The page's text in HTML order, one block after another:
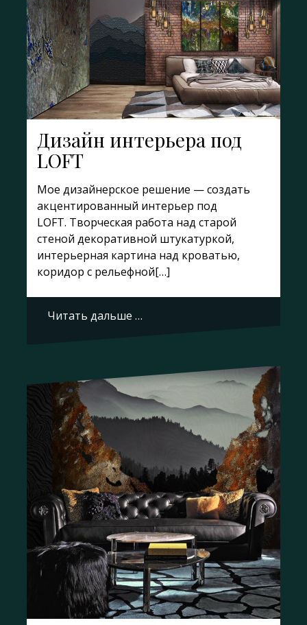
Дизайн интерьера под
LOFT
Мое дизайнерское решение — создать
акцентированный интерьер под
LOFT. Творческая работа над старой
стеной декоративной штукатуркой,
интерьерная картина над кроватью,
коридор с рельефной[…]
Читать дальше …